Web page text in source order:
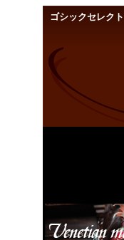
ゴシックセレク